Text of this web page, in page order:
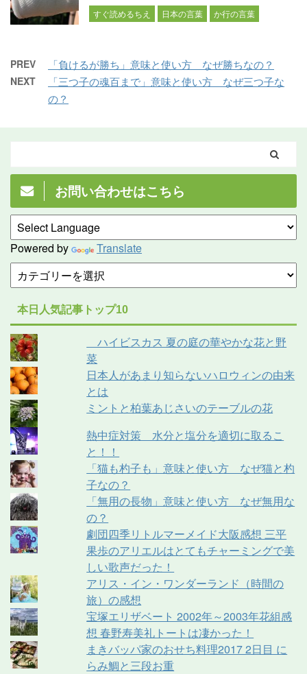
すぐ読めるちえ 日本の言葉 か行の言葉
PREV 「負けるが勝ち」意味と使い方 なぜ勝ちなの？
NEXT
「三つ子の魂百まで」意味と使い方 なぜ三つ子な
の？
お問い合わせはこちら
Powered by Translate
本日人気記事トップ10
ハイビスカス 夏の庭の華やかな花と野
菜
日本人があまり知らないハロウィンの由来
とは
ミントと柏葉あじさいのテーブルの花
熱中症対策 水分と塩分を適切に取るこ
と！！
「猫も杓子も」意味と使い方 なぜ猫と杓
子なの？
「無用の長物」意味と使い方 なぜ無用な
の？
劇団四季リトルマーメイド大阪感想 三平
果歩のアリエルはとてもチャーミングで美
しい歌声だった！
アリス・イン・ワンダーランド（時間の
旅）の感想
宝塚エリザベート 2002年～2003年花組感
想 春野寿美礼トートは凄かった！
まきバッパ家のおせち料理2017 2日目 に
らみ鯛と三段お重